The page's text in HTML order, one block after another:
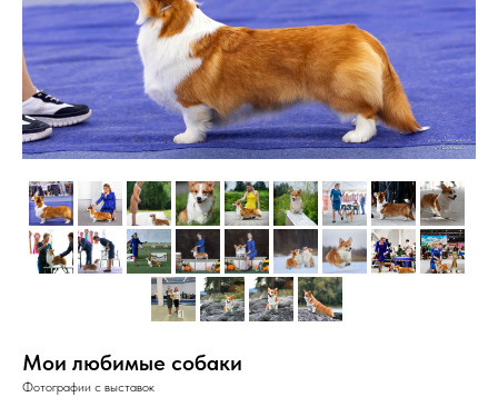
Мои любимые собаки
Фотографии с выставок